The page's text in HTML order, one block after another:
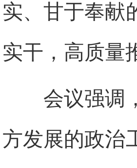
实、甘于奉献
实干，高质量
会议强调
方发展的政治